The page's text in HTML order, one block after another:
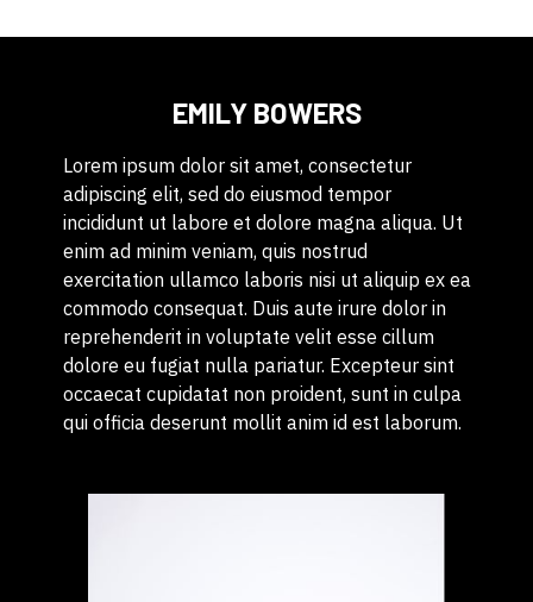
EMILY BOWERS
Lorem ipsum dolor sit amet, consectetur
adipiscing elit, sed do eiusmod tempor
incididunt ut labore et dolore magna aliqua. Ut
enim ad minim veniam, quis nostrud
exercitation ullamco laboris nisi ut aliquip ex ea
commodo consequat. Duis aute irure dolor in
reprehenderit in voluptate velit esse cillum
dolore eu fugiat nulla pariatur. Excepteur sint
occaecat cupidatat non proident, sunt in culpa
qui officia deserunt mollit anim id est laborum.